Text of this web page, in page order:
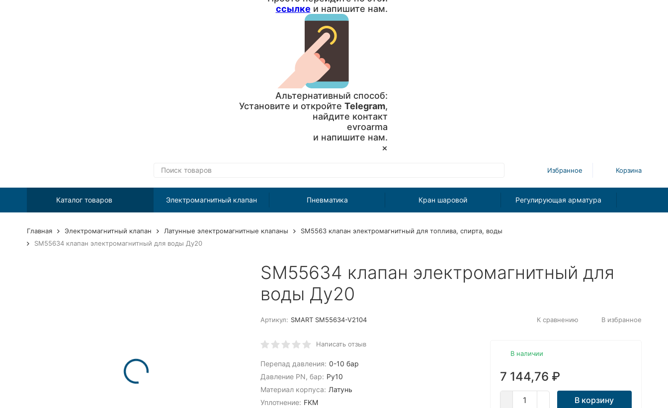
ссылке и напишите нам.
Альтернативный способ:
Установите и откройте Telegram,
найдите контакт
evroarma
и напишите нам.
×
Избранное Корзина
Каталог товаров Электромагнитный клапан Пневматика Кран шаровой Регулирующая арматура
Главная Электромагнитный клапан Латунные электромагнитные клапаны
SM5563 клапан электромагнитный для топлива, спирта, воды
SM55634 клапан электромагнитный для воды Ду20
SM55634 клапан электромагнитный для
воды Ду20
Артикул: SMART SM55634-V2104 К сравнению В избранное
Написать отзыв
Перепад давления: 0-10 бар
Давление PN, бар: Ру10
Материал корпуса: Латунь
Уплотнение: FKM
В наличии
7 144,76 ₽
В корзину